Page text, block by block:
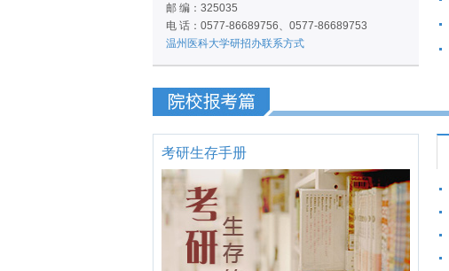
邮 编：325035
电 话：0577-86689756、0577-86689753
温州医科大学研招办联系方式
考研生存手册